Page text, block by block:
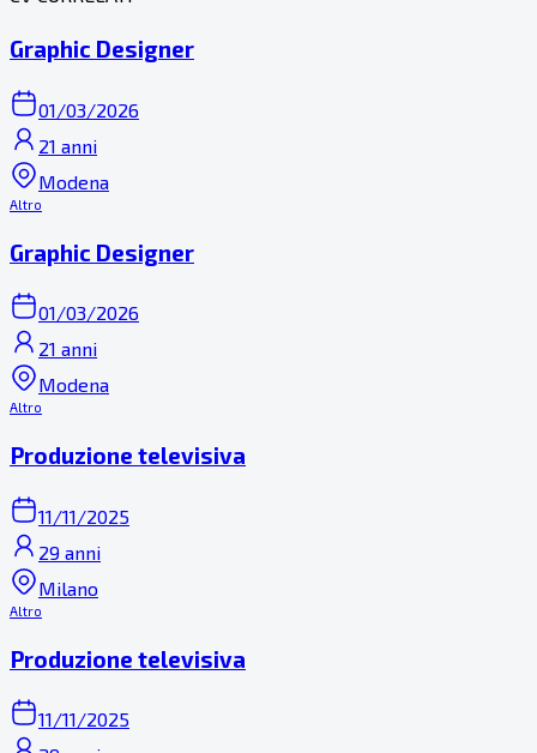
Graphic Designer
01/03/2026
21 anni
Modena
Altro
Graphic Designer
01/03/2026
21 anni
Modena
Altro
Produzione televisiva
11/11/2025
29 anni
Milano
Altro
Produzione televisiva
11/11/2025